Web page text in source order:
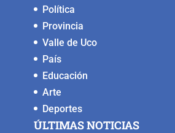
Política
Provincia
Valle de Uco
País
Educación
Arte
Deportes
ÚLTIMAS NOTICIAS